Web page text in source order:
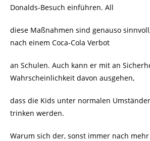
Donalds-Besuch einführen. All
diese Maßnahmen sind genauso
nach einem Coca-Cola Verbot
an Schulen. Auch kann er mit an
Wahrscheinlichkeit davon ausgehen,
dass die Kids unter normalen
trinken werden.
Warum sich der, sonst immer nach